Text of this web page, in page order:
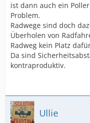
ist dann auch ein
Problem.
Radwege sind doch
Überholen von
Radweg kein Platz
Da sind
kontraproduktiv.
Ullie